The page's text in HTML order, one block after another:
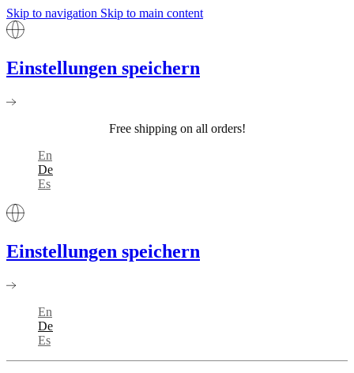
Skip to navigation Skip to main content
Einstellungen speichern
Free shipping on all orders!
En
De
Es
Einstellungen speichern
En
De
Es